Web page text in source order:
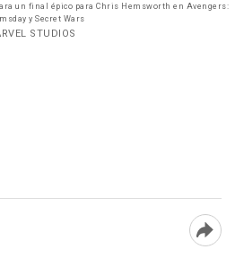
un final épico para Chris Hemsworth en Avengers:
y Secret Wars
STUDIOS